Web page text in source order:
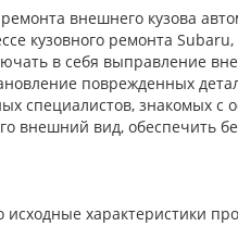
внешнего кузова
кузовного ремонта
в себя выправление
поврежденных
специалистов, знакомых с
внешний вид, обеспечить
характеристики